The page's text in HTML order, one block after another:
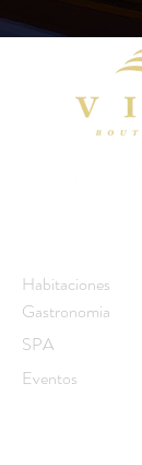
Habitaciones
Gastronomia
SPA
Eventos